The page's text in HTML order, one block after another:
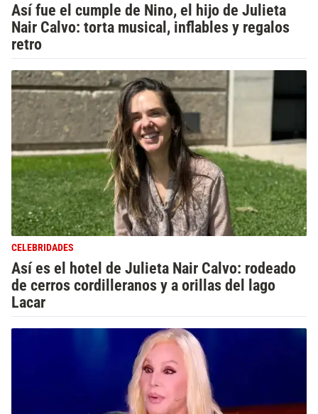
Así fue el cumple de Nino, el hijo de Julieta
Nair Calvo: torta musical, inflables y regalos
retro
CELEBRIDADES
Así es el hotel de Julieta Nair Calvo: rodeado
de cerros cordilleranos y a orillas del lago
Lacar